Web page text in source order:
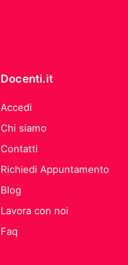
Docenti.it
Accedi
Chi siamo
Contatti
Richiedi Appuntamento
Blog
Lavora con noi
Faq